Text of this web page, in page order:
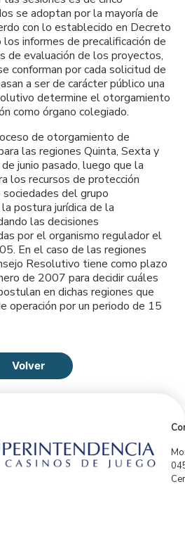
se adoptan por la mayoría de
con lo establecido en Decreto
informes de precalificación de
de evaluación de los proyectos,
conforman por cada solicitud de
a ser de carácter público una
determine el otorgamiento
como órgano colegiado.
de otorgamiento de
las regiones Quinta, Sexta y
junio pasado, luego que la
los recursos de protección
del grupo
postura jurídica de la
las decisiones
por el organismo regulador el
En el caso de las regiones
Resolutivo tiene como plazo
de 2007 para decidir cuáles
en dichas regiones que
operación por un periodo de 15
Volver